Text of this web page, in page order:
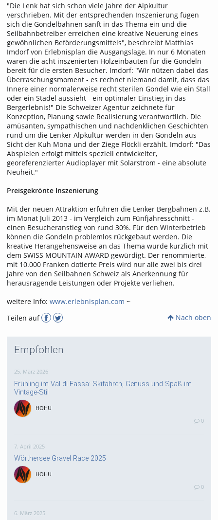
"Die Lenk hat sich schon viele Jahre der Alpkultur
verschrieben. Mit der entsprechenden Inszenierung fügen
sich die Gondelbahnen sanft in das Thema ein und die
Seilbahnbetreiber erreichen eine kreative Neuerung eines
gewöhnlichen Beförderungsmittels", beschreibt Matthias
Imdorf von Erlebnisplan die Ausgangslage. In nur 6 Monaten
waren die acht inszenierten Holzeinbauten für die Gondeln
bereit für die ersten Besucher. Imdorf: "Wir nützen dabei das
Überraschungsmoment - es rechnet niemand damit, dass das
Innere einer normalerweise recht sterilen Gondel wie ein Stall
oder ein Stadel aussieht - ein optimaler Einstieg in das
Bergerlebnis!" Die Schweizer Agentur zeichnete für
Konzeption, Planung sowie Realisierung verantwortlich. Die
amüsanten, sympathischen und nachdenklichen Geschichten
rund um die Lenker Alpkultur werden in den Gondeln aus
Sicht der Kuh Mona und der Ziege Flöckli erzählt. Imdorf: "Das
Abspielen erfolgt mittels speziell entwickelter,
georeferenzierter Audioplayer mit Solarstrom - eine absolute
Neuheit."
Preisgekrönte Inszenierung
Mit der neuen Attraktion erfuhren die Lenker Bergbahnen z.B.
im Monat Juli 2013 - im Vergleich zum Fünfjahresschnitt -
einen Besucheranstieg von rund 30%. Für den Winterbetrieb
können die Gondeln problemlos rückgebaut werden. Die
kreative Herangehensweise an das Thema wurde kürzlich mit
dem SWISS MOUNTAIN AWARD gewürdigt. Der renommierte,
mit 10.000 Franken dotierte Preis wird nur alle zwei bis drei
Jahre von den Seilbahnen Schweiz als Anerkennung für
herausragende Leistungen oder Projekte verliehen.
weitere Info: www.erlebnisplan.com ~
Teilen auf
Nach oben
Empfohlen
25. März 2026
Frühling im Val di Fassa: Skifahren, Genuss und Spaß im
Vintage-Stil
HOHU
0
7. April 2025
Wörthersee Gravel Race 2025
HOHU
0
6. März 2025